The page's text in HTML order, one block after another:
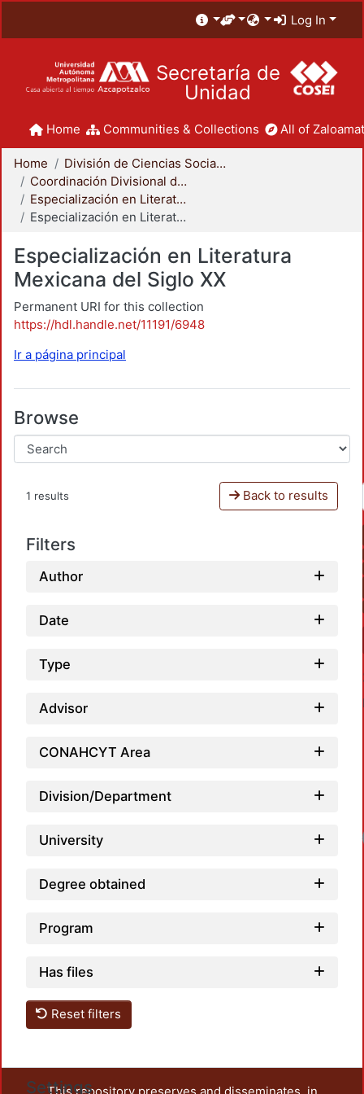
Log In
Secretaría de
Unidad
Home Communities & Collections All of
Home
División de Ciencias Sociales y Humanidades
Coordinación Divisional de Posgrado
Especialización en Literatura Mexicana del Siglo XX
Especialización en Literatura Mexicana del Siglo XX
Especialización en Literatura
Mexicana del Siglo XX
Permanent URI for this collection
https://hdl.handle.net/11191/6948
Ir a página principal
Browse
1 results Back to results
Filters
Author
Date
Type
Advisor
CONAHCYT Area
Division/Department
University
Degree obtained
Program
Has files
Reset filters
Settings